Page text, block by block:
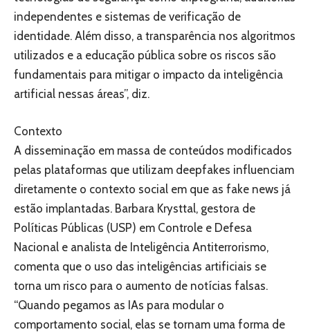
independentes e sistemas de verificação de
identidade. Além disso, a transparência nos algoritmos
utilizados e a educação pública sobre os riscos são
fundamentais para mitigar o impacto da inteligência
artificial nessas áreas”, diz.
Contexto
A disseminação em massa de conteúdos modificados
pelas plataformas que utilizam deepfakes influenciam
diretamente o contexto social em que as fake news já
estão implantadas. Barbara Krysttal, gestora de
Políticas Públicas (USP) em Controle e Defesa
Nacional e analista de Inteligência Antiterrorismo,
comenta que o uso das inteligências artificiais se
torna um risco para o aumento de notícias falsas.
“Quando pegamos as IAs para modular o
comportamento social, elas se tornam uma forma de